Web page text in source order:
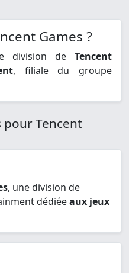
Games ?
division de Tencent
, filiale du groupe
Tencent
, une division de
dédiéeaux jeux